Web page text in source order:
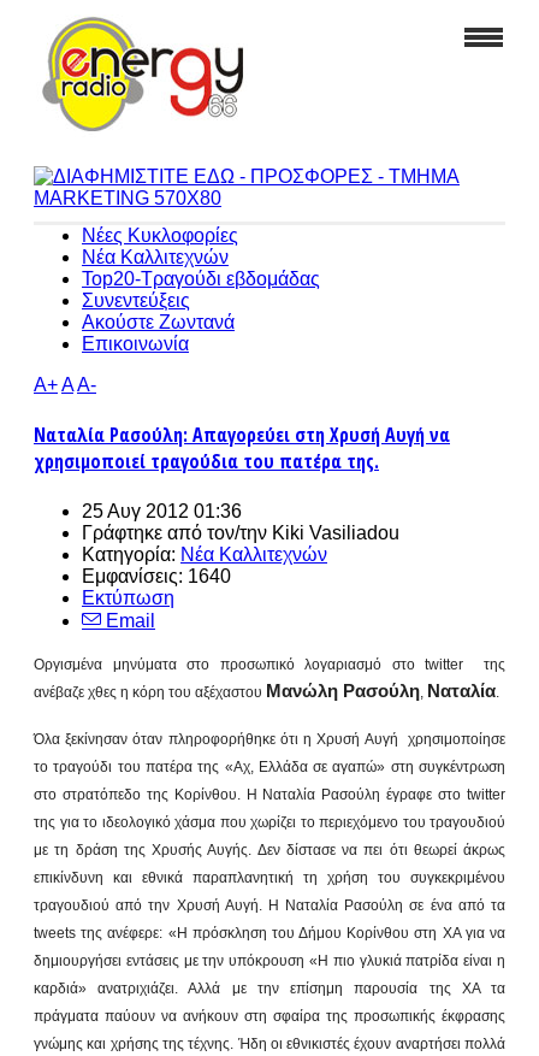
Νέες Κυκλοφορίες
Νέα Καλλιτεχνών
Top20-Τραγούδι εβδομάδας
Συνεντεύξεις
Ακούστε Ζωντανά
Επικοινωνία
A+AA-
Ναταλία Ρασούλη: Απαγορεύει στη Χρυσή Αυγή να
χρησιμοποιεί τραγούδια του πατέρα της.
25 Αυγ 2012 01:36
Γράφτηκε από τον/την Kiki Vasiliadou
Κατηγορία: Νέα Καλλιτεχνών
Εμφανίσεις: 1640
Εκτύπωση
Email
Οργισμένα μηνύματα στο προσωπικό λογαριασμό στο twitter
της
ανέβαζε χθες η κόρη του αξέχαστου Μανώλη Ρασούλη Ναταλία
Όλα ξεκίνησαν όταν πληροφορήθηκε ότι η Χρυσή Αυγή χρησιμοποίησε
το τραγούδι του πατέρα της «Αχ, Ελλάδα σε αγαπώ» στη συγκέντρωση
στο στρατόπεδο της Κορίνθου. Η Ναταλία Ρασούλη έγραφε στο twitter
της για το ιδεολογικό χάσμα που χωρίζει το περιεχόμενο του τραγουδιού
με τη δράση της Χρυσής Αυγής. Δεν δίστασε να πει ότι θεωρεί άκρως
επικίνδυνη και εθνικά παραπλανητική τη χρήση του συγκεκριμένου
τραγουδιού από την Χρυσή Αυγή. Η Ναταλία Ρασούλη σε ένα από τα
tweets της ανέφερε: «Η πρόσκληση του Δήμου Κορίνθου στη ΧΑ για να
δημιουργήσει εντάσεις με την υπόκρουση «Η πιο γλυκιά πατρίδα είναι η
καρδιά» ανατριχιάζει. Αλλά με την επίσημη παρουσία της ΧΑ τα
πράγματα παύουν να ανήκουν στη σφαίρα της προσωπικής έκφρασης
γνώμης και χρήσης της τέχνης. Ήδη οι εθνικιστές έχουν αναρτήσει πολλά